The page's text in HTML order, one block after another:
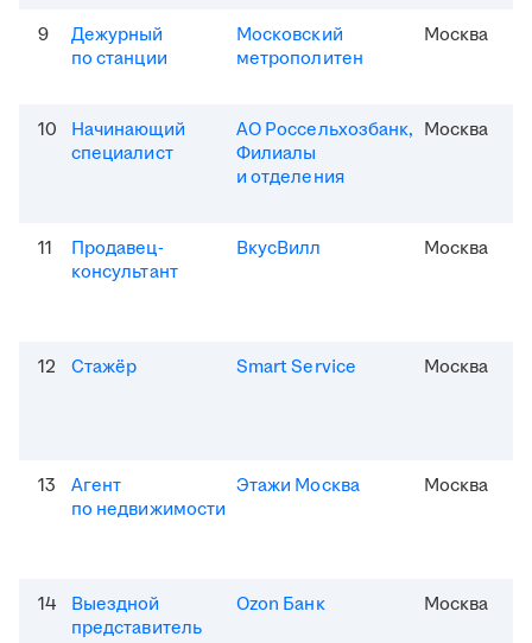
9
Дежурный
по станции
Московский
метрополитен
Москва
10
Начинающий
специалист
АО Россельхозбанк,
Филиалы
и отделения
Москва
11
Продавец-
консультант
ВкусВилл Москва
12 Стажёр Smart Service Москва
13
Агент
по недвижимости
Этажи Москва Москва
14
Выездной
представитель
Ozon Банк Москва